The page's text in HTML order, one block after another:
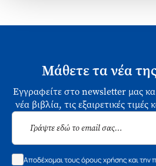
Μάθετε τα νέα
Εγγραφείτε στο newsletter μας
νέα βιβλία, τις εξαιρετικές τιμές
Αποδέχομαι τους όρους χρήσης και την